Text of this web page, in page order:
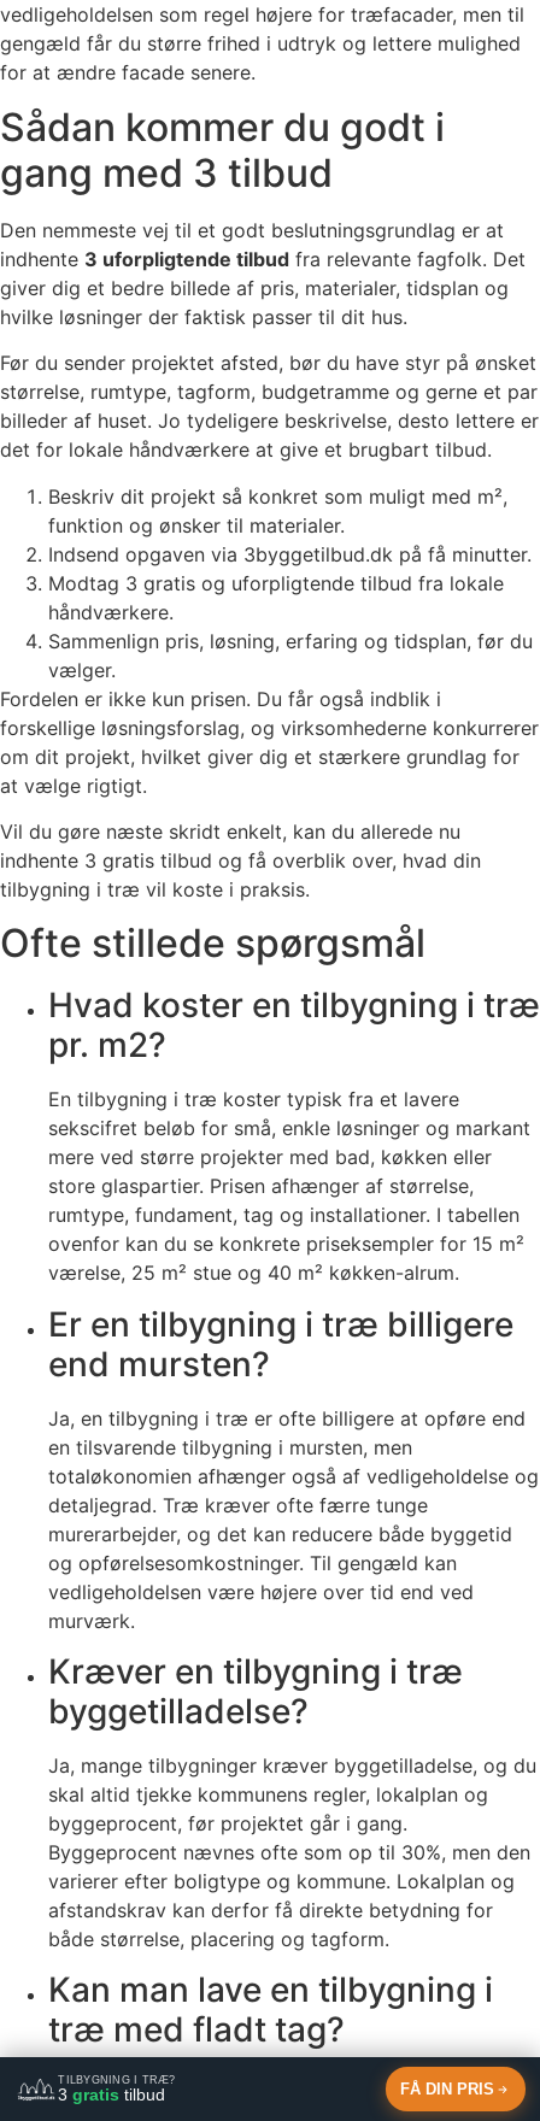
vedligeholdelsen som regel højere for træfacader, men til
gengæld får du større frihed i udtryk og lettere mulighed
for at ændre facade senere.
Sådan kommer du godt i
gang med 3 tilbud
Den nemmeste vej til et godt beslutningsgrundlag er at
indhente 3 uforpligtende tilbud fra relevante fagfolk. Det
giver dig et bedre billede af pris, materialer, tidsplan og
hvilke løsninger der faktisk passer til dit hus.
Før du sender projektet afsted, bør du have styr på ønsket
størrelse, rumtype, tagform, budgetramme og gerne et par
billeder af huset. Jo tydeligere beskrivelse, desto lettere er
det for lokale håndværkere at give et brugbart tilbud.
Beskriv dit projekt så konkret som muligt med m²,
funktion og ønsker til materialer.
Indsend opgaven via 3byggetilbud.dk på få minutter.
Modtag 3 gratis og uforpligtende tilbud fra lokale
håndværkere.
Sammenlign pris, løsning, erfaring og tidsplan, før du
vælger.
Fordelen er ikke kun prisen. Du får også indblik i
forskellige løsningsforslag, og virksomhederne konkurrerer
om dit projekt, hvilket giver dig et stærkere grundlag for
at vælge rigtigt.
Vil du gøre næste skridt enkelt, kan du allerede nu
indhente 3 gratis tilbud og få overblik over, hvad din
tilbygning i træ vil koste i praksis.
Ofte stillede spørgsmål
Hvad koster en tilbygning i træ
pr. m2?
En tilbygning i træ koster typisk fra et lavere
sekscifret beløb for små, enkle løsninger og markant
mere ved større projekter med bad, køkken eller
store glaspartier. Prisen afhænger af størrelse,
rumtype, fundament, tag og installationer. I tabellen
ovenfor kan du se konkrete priseksempler for 15 m²
værelse, 25 m² stue og 40 m² køkken-alrum.
Er en tilbygning i træ billigere
end mursten?
Ja, en tilbygning i træ er ofte billigere at opføre end
en tilsvarende tilbygning i mursten, men
totaløkonomien afhænger også af vedligeholdelse og
detaljegrad. Træ kræver ofte færre tunge
murerarbejder, og det kan reducere både byggetid
og opførelsesomkostninger. Til gengæld kan
vedligeholdelsen være højere over tid end ved
murværk.
Kræver en tilbygning i træ
byggetilladelse?
Ja, mange tilbygninger kræver byggetilladelse, og du
skal altid tjekke kommunens regler, lokalplan og
byggeprocent, før projektet går i gang.
Byggeprocent nævnes ofte som op til 30%, men den
varierer efter boligtype og kommune. Lokalplan og
afstandskrav kan derfor få direkte betydning for
både størrelse, placering og tagform.
Kan man lave en tilbygning i
træ med fladt tag?
Ja, en tilbygning i træ kan godt have fladt tag, men
taget må ikke være helt fladt og skal have fald, så
TILBYGNING I TRÆ?
3gratis tilbud FÅ DIN PRIS